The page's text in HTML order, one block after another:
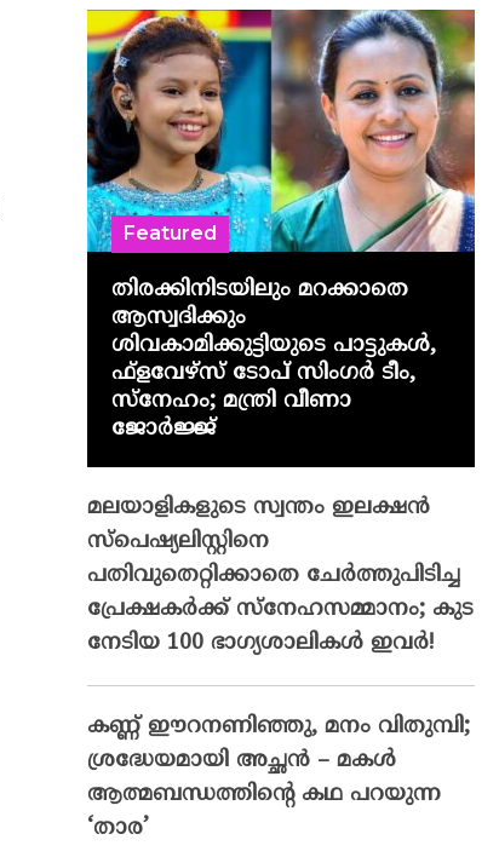
തിരക്കിനിടയിലും മറക്കാതെ
ആസ്വദിക്കും
ശിവകാമിക്കുട്ടിയുടെ പാട്ടുകൾ,
ഫ്‌ളവേഴ്‌സ് ടോപ് സിംഗർ ടീം,
സ്നേഹം; മന്ത്രി വീണാ
ജോർജ്ജ്
Featured
മലയാളികളുടെ സ്വന്തം ഇലക്ഷന്‍
സ്‌പെഷ്യലിസ്റ്റിനെ
പതിവുതെറ്റിക്കാതെ ചേര്‍ത്തുപിടിച്ച
പ്രേക്ഷകര്‍ക്ക് സ്‌നേഹസമ്മാനം; കുട
നേടിയ 100 ഭാഗ്യശാലികള്‍ ഇവര്‍!
കണ്ണ് ഈറനണിഞ്ഞു, മനം വിതുമ്പി;
ശ്രദ്ധേയമായി അച്ഛൻ – മകൾ
ആത്മബന്ധത്തിന്റെ കഥ പറയുന്ന
‘താര’